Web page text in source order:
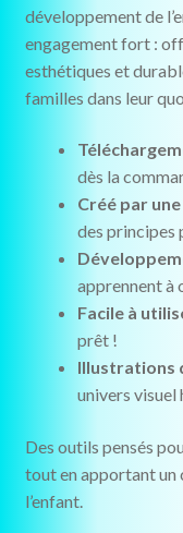
développement de
engagement fort :
esthétiques et
familles dans leur
dès la
Créé par
des principes
apprennent à
Facile à
prêt !
Illustrations
univers
Des outils pensés
tout en apportant un
l’enfant.